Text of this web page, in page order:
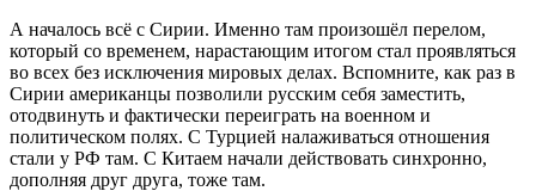
А началось всё с Сирии. Именно там произошёл перелом,
который со временем, нарастающим итогом стал проявляться
во всех без исключения мировых делах. Вспомните, как раз в
Сирии американцы позволили русским себя заместить,
отодвинуть и фактически переиграть на военном и
политическом полях. С Турцией налаживаться отношения
стали у РФ там. С Китаем начали действовать синхронно,
дополняя друг друга, тоже там.